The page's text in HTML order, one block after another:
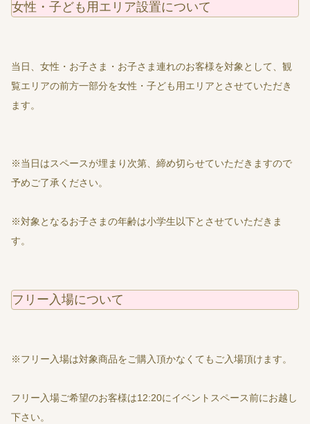
女性・子ども用エリア設置について
当日、女性・お子さま・お子さま連れのお客様を対象として、観
覧エリアの前方一部分を女性・子ども用エリアとさせていただき
ます。
※当日はスペースが埋まり次第、締め切らせていただきますので
予めご了承ください。
※対象となるお子さまの年齢は小学生以下とさせていただきま
す。
フリー入場について
※フリー入場は対象商品をご購入頂かなくてもご入場頂けます。
フリー入場ご希望のお客様は12:20にイベントスペース前にお越し
下さい。